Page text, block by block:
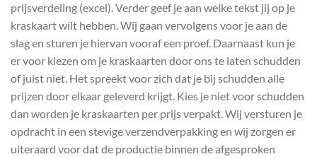
prijsverdeling (excel). Verder geef je aan welke tekst jij op je
kraskaart wilt hebben. Wij gaan vervolgens voor je aan de
slag en sturen je hiervan vooraf een proef. Daarnaast kun je
er voor kiezen om je kraskaarten door ons te laten schudden
of juist niet. Het spreekt voor zich dat je bij schudden alle
prijzen door elkaar geleverd krijgt. Kies je niet voor schudden
dan worden je kraskaarten per prijs verpakt. Wij versturen je
opdracht in een stevige verzendverpakking en wij zorgen er
uiteraard voor dat de productie binnen de afgesproken